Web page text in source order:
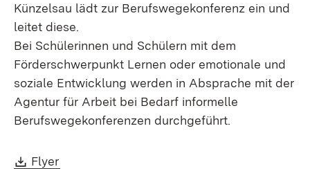
Künzelsau lädt zur Berufswegekonferenz ein und
leitet diese.
Bei Schülerinnen und Schülern mit dem
Förderschwerpunkt Lernen oder emotionale und
soziale Entwicklung werden in Absprache mit der
Agentur für Arbeit bei Bedarf informelle
Berufswegekonferenzen durchgeführt.
Download:
Flyer